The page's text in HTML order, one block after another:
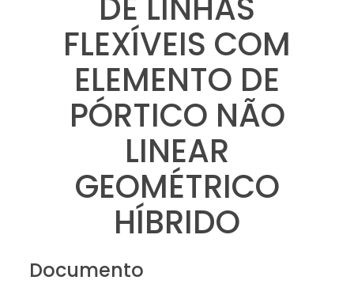
FLEXÍVEIS COM
ELEMENTO DE
PÓRTICO NÃO
LINEAR
GEOMÉTRICO
HÍBRIDO
Documento